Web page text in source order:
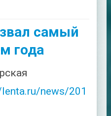
самый
года
news/201